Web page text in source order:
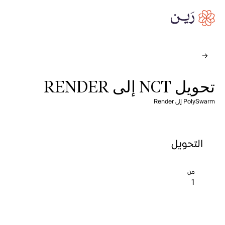
تحويل NCT إلى RENDER
PolySwarm إلى Render
التحويل
من